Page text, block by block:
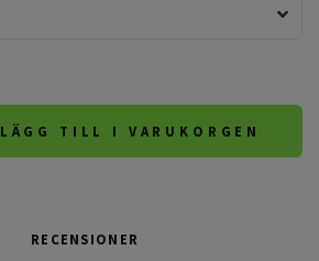
LÄGG TILL I VARUKORGEN
RECENSIONER